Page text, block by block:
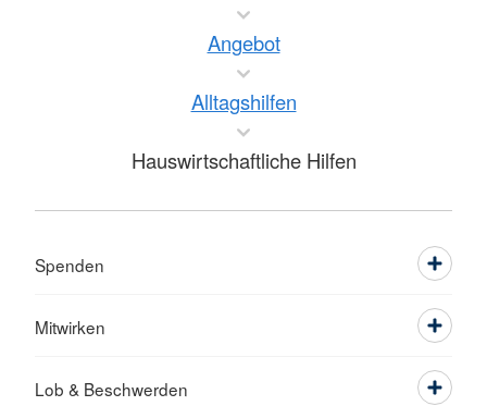
Angebot
Alltagshilfen
Hauswirtschaftliche Hilfen
Spenden
Mitwirken
Lob & Beschwerden